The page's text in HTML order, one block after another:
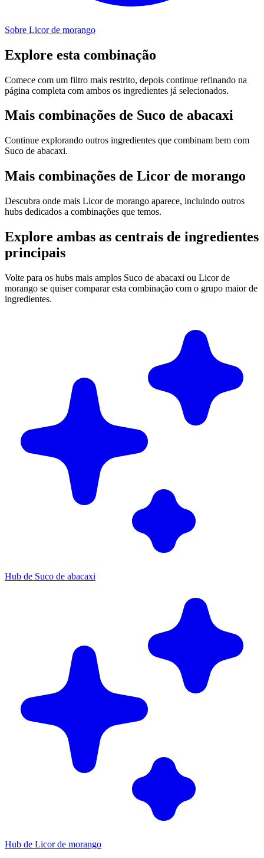
Sobre Licor de morango
Explore esta combinação
Comece com um filtro mais restrito, depois continue refinando na
página completa com ambos os ingredientes já selecionados.
Mais combinações de Suco de abacaxi
Continue explorando outros ingredientes que combinam bem com
Suco de abacaxi.
Mais combinações de Licor de morango
Descubra onde mais Licor de morango aparece, incluindo outros
hubs dedicados a combinações que temos.
Explore ambas as centrais de ingredientes
principais
Volte para os hubs mais amplos Suco de abacaxi ou Licor de
morango se quiser comparar esta combinação com o grupo maior de
ingredientes.
Hub de Suco de abacaxi
Hub de Licor de morango